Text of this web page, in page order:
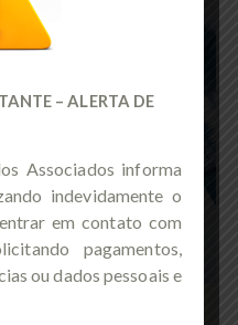
– ALERTA DE
Associados informa
indevidamente o
em contato com
pagamentos,
ou dados pessoais e